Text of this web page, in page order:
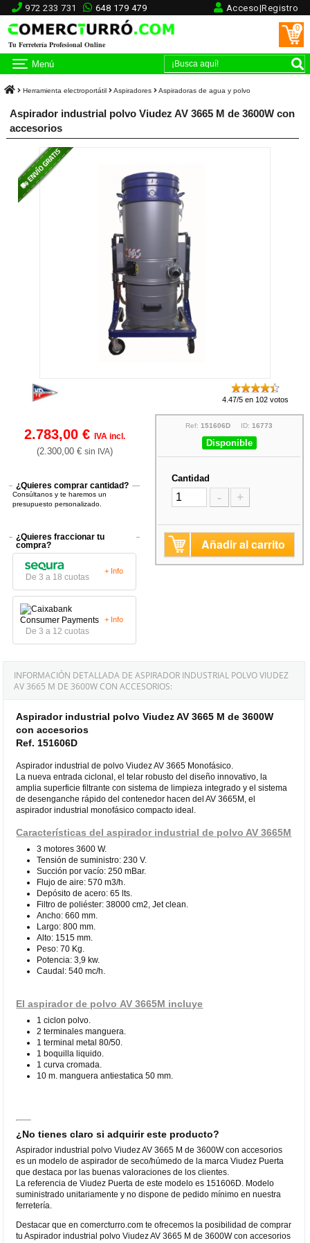
972 233 731 648 179 479 Acceso|Registro
Tu Ferretería Profesional Online
0
Menú
Herramienta electroportátil Aspiradores Aspiradoras de agua y polvo
Aspirador industrial polvo Viudez AV 3665 M de 3600W con
accesorios
4.47/5 en 102 votos
2.783,00 € IVA incl.
(2.300,00 € sin IVA)
¿Quieres comprar cantidad?
Consúltanos y te haremos un
presupuesto personalizado.
¿Quieres fraccionar tu
compra?
De 3 a 18 cuotas
+ Info
De 3 a 12 cuotas
+ Info
Ref:151606D ID:16773
Disponible
Cantidad
- +
Añadir al carrito
INFORMACIÓN DETALLADA DE ASPIRADOR INDUSTRIAL POLVO VIUDEZ
AV 3665 M DE 3600W CON ACCESORIOS:
Aspirador industrial polvo Viudez AV 3665 M de 3600W
con accesorios
Ref. 151606D
Aspirador industrial de polvo Viudez AV 3665 Monofásico.
La nueva entrada ciclonal, el telar robusto del diseño innovativo, la
amplia superficie filtrante con sistema de limpieza integrado y el sistema
de desenganche rápido del contenedor hacen del AV 3665M, el
aspirador industrial monofásico compacto ideal.
Características del aspirador industrial de polvo AV 3665M
3 motores 3600 W.
Tensión de suministro: 230 V.
Succión por vacío: 250 mBar.
Flujo de aire: 570 m3/h.
Depósito de acero: 65 lts.
Filtro de poliéster: 38000 cm2, Jet clean.
Ancho: 660 mm.
Largo: 800 mm.
Alto: 1515 mm.
Peso: 70 Kg.
Potencia: 3,9 kw.
Caudal: 540 mc/h.
El aspirador de polvo AV 3665M incluye
1 ciclon polvo.
2 terminales manguera.
1 terminal metal 80/50.
1 boquilla liquido.
1 curva cromada.
10 m. manguera antiestatica 50 mm.
¿No tienes claro si adquirir este producto?
Aspirador industrial polvo Viudez AV 3665 M de 3600W con accesorios
es un modelo de aspirador de seco/húmedo de la marca Viudez Puerta
que destaca por las buenas valoraciones de los clientes.
La referencia de Viudez Puerta de este modelo es 151606D. Modelo
suministrado unitariamente y no dispone de pedido mínimo en nuestra
ferretería.
Destacar que en comercturro.com te ofrecemos la posibilidad de comprar
tu Aspirador industrial polvo Viudez AV 3665 M de 3600W con accesorios